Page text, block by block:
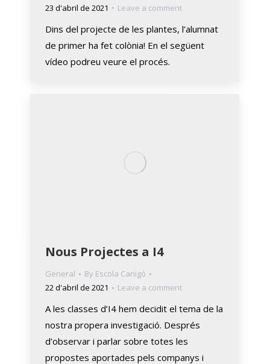
23 d'abril de 2021
Leave a comment
Dins del projecte de les plantes, l’alumnat
de primer ha fet colònia! En el següent
vídeo podreu veure el procés.
Nous Projectes a I4
General By Escola Canigó
22 d'abril de 2021
Leave a comment
A les classes d’I4 hem decidit el tema de la
nostra propera investigació. Després
d’observar i parlar sobre totes les
propostes aportades pels companys i